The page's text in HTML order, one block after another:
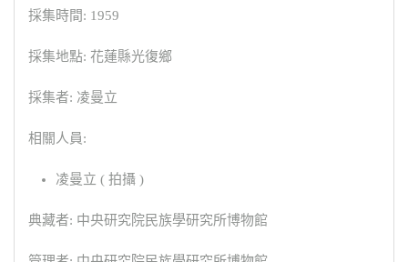
採集時間: 1959
採集地點: 花蓮縣光復鄉
採集者: 凌曼立
相關人員:
凌曼立 ( 拍攝 )
典藏者: 中央研究院民族學研究所博物館